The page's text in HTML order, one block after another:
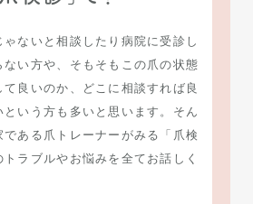
ゃないと相談したり病院に受診し
ない方や、そもそもこの爪の状態
良いのか、どこに相談すれば良
という方も多いと思います。そん
である爪トレーナーがみる「爪検
ラブルやお悩みを全てお話しく